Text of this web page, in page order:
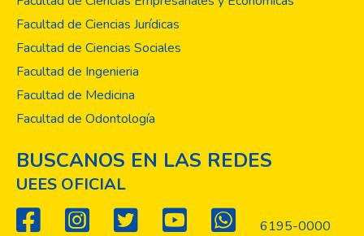
Facultad de Ciencias Jurídicas
Facultad de Ciencias Sociales
Facultad de Ingenieria
Facultad de Medicina
Facultad de Odontología
BUSCANOS EN LAS REDES
UEES OFICIAL
6195-0000